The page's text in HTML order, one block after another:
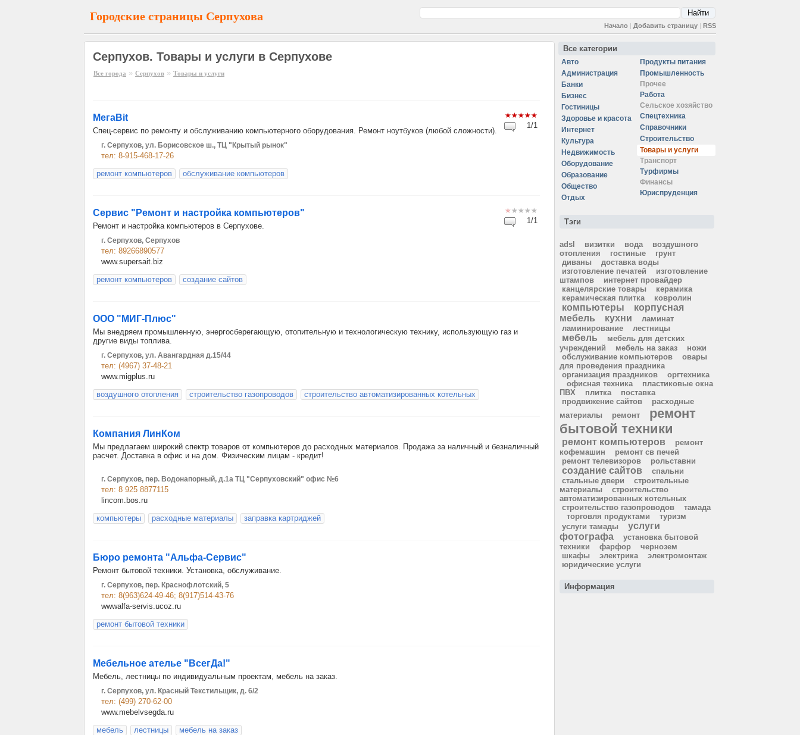
Городские страницы Серпухова
Начало | Добавить страницу | RSS
Серпухов. Товары и услуги в Серпухове
Все города » Серпухов » Товары и услуги
1/1
МегаBit
Спец-сервис по ремонту и обслуживанию компьютерного оборудования. Ремонт ноутбуков (любой сложности).
г. Серпухов, ул. Борисовское ш., ТЦ "Крытый рынок"
тел: 8-915-468-17-26
ремонт компьютеров
обслуживание компьютеров
1/1
Сервис "Ремонт и настройка компьютеров"
Ремонт и настройка компьютеров в Серпухове.
г. Серпухов, Серпухов
тел: 89266890577
www.supersait.biz
ремонт компьютеров
создание сайтов
ООО "МИГ-Плюс"
Мы внедряем промышленную, энергосберегающую, отопительную и технологическую технику, использующую газ и
другие виды топлива.
г. Серпухов, ул. Авангардная д.15/44
тел: (4967) 37-48-21
www.migplus.ru
воздушного отопления
строительство газопроводов строительство автоматизированных котельных
Компания ЛинКом
Мы предлагаем широкий спектр товаров от компьютеров до расходных материалов. Продажа за наличный и безналичный
расчет. Доставка в офис и на дом. Физическим лицам - кредит!
г. Серпухов, пер. Водонапорный, д.1а ТЦ "Серпуховский" офис №6
тел: 8 925 8877115
lincom.bos.ru
компьютеры
расходные материалы заправка картриджей
Бюро ремонта "Альфа-Сервис"
Ремонт бытовой техники. Установка, обслуживание.
г. Серпухов, пер. Краснофлотский, 5
тел: 8(963)624-49-46; 8(917)514-43-76
wwwalfa-servis.ucoz.ru
ремонт бытовой техники
Мебельное ателье "ВсегДа!"
Мебель, лестницы по индивидуальным проектам, мебель на заказ.
г. Серпухов, ул. Красный Текстильщик, д. 6/2
тел: (499) 270-62-00
www.mebelvsegda.ru
мебель
лестницы мебель на заказ
Все категории
Авто
Администрация
Банки
Бизнес
Гостиницы
Здоровье и красота
Интернет
Культура
Недвижимость
Оборудование
Образование
Общество
Отдых
Продукты питания
Промышленность
Прочее
Работа
Сельское хозяйство
Спецтехника
Справочники
Строительство
Товары и услуги
Транспорт
Турфирмы
Финансы
Юриспруденция
Тэги
adsl визитки вода
воздушного
отопления
гостиные
грунт
диваны
доставка воды
изготовление печатей
изготовление
штампов
интернет провайдер
канцелярские товары
керамика
керамическая плитка
ковролин
компьютеры
корпусная
мебель
кухни
ламинат
ламинирование
лестницы
мебель
мебель для детских
учреждений
мебель на заказ
ножи
обслуживание компьютеров
овары
для проведения праздника
организация праздников
оргтехника
офисная техника
пластиковые окна
ПВХ
плитка
поставка
продвижение сайтов
расходные
материалы
ремонт
ремонт
бытовой техники
ремонт компьютеров
ремонт
кофемашин
ремонт св печей
ремонт телевизоров
рольставни
создание сайтов
спальни
стальные двери
строительные
материалы
строительство
автоматизированных котельных
строительство газопроводов
тамада
торговля продуктами
туризм
услуги тамады
услуги
фотографа
установка бытовой
техники
фарфор
чернозем
шкафы
электрика
электромонтаж
юридические услуги
Информация